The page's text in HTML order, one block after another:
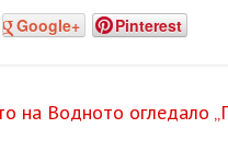
Google+ Pinterest
на Водното огледало